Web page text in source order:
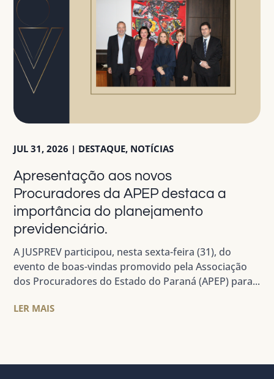
Apresentação aos novos
Procuradores da APEP destaca a
importância do planejamento
previdenciário.
JUL 31, 2026 | DESTAQUE, NOTÍCIAS
A JUSPREV participou, nesta sexta-feira (31), do
evento de boas-vindas promovido pela Associação
dos Procuradores do Estado do Paraná (APEP) para...
LER MAIS